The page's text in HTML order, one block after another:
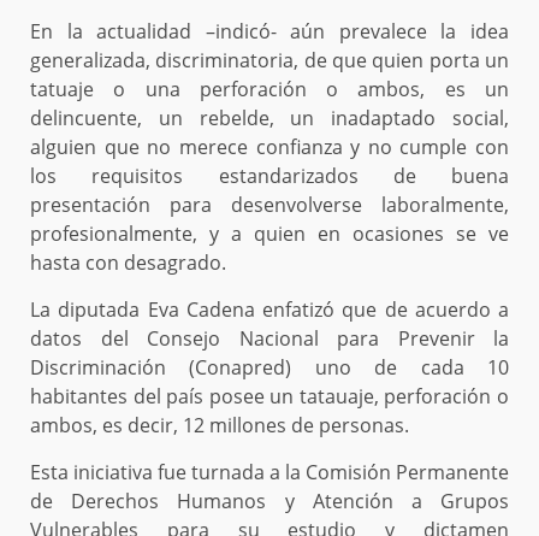
En la actualidad –indicó- aún prevalece la idea
generalizada, discriminatoria, de que quien porta un
tatuaje o una perforación o ambos, es un
delincuente, un rebelde, un inadaptado social,
alguien que no merece confianza y no cumple con
los requisitos estandarizados de buena
presentación para desenvolverse laboralmente,
profesionalmente, y a quien en ocasiones se ve
hasta con desagrado.
La diputada Eva Cadena enfatizó que de acuerdo a
datos del Consejo Nacional para Prevenir la
Discriminación (Conapred) uno de cada 10
habitantes del país posee un tatauaje, perforación o
ambos, es decir, 12 millones de personas.
Esta iniciativa fue turnada a la Comisión Permanente
de Derechos Humanos y Atención a Grupos
Vulnerables para su estudio y dictamen